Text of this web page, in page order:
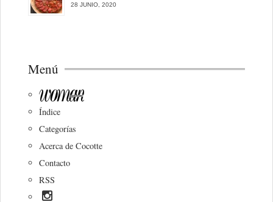
28 JUNIO, 2020
Menú
Índice
Categorías
Acerca de Cocotte
Contacto
RSS